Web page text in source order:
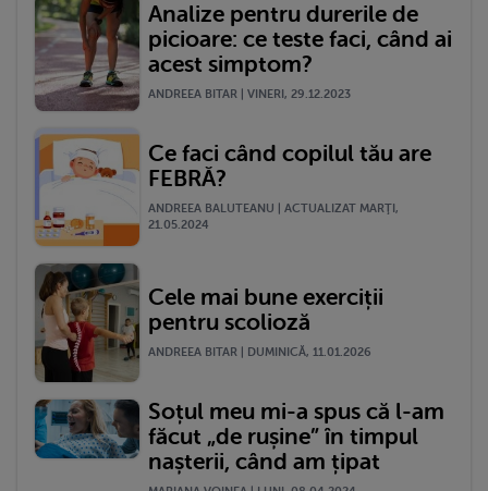
Analize pentru durerile de
picioare: ce teste faci, când ai
acest simptom?
ANDREEA BITAR | VINERI, 29.12.2023
Ce faci când copilul tău are
FEBRĂ?
ANDREEA BALUTEANU | ACTUALIZAT MARŢI,
21.05.2024
Cele mai bune exerciții
pentru scolioză
ANDREEA BITAR | DUMINICĂ, 11.01.2026
Soțul meu mi-a spus că l-am
făcut „de rușine” în timpul
nașterii, când am țipat